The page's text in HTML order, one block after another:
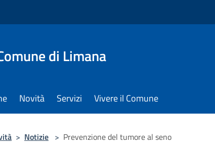
di Limana
Novità Servizi Vivere il Comune
> Notizie > Prevenzione del tumore al seno